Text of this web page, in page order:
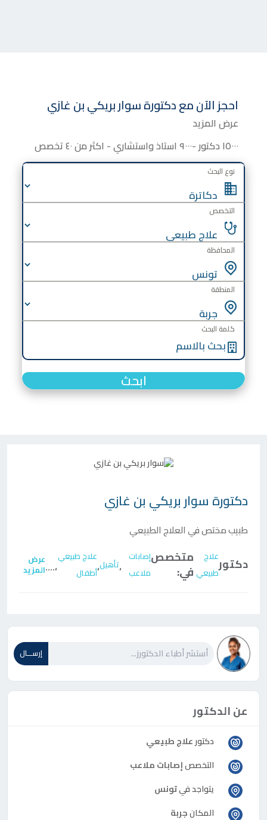
احجز الآن معدكتورةسوار بريكي بن ​​غازي
عرض المزيد
١٥٠٠٠ دكتور -٩٠٠٠ استاذ واستشاري - اكثر من ٤٠ تخصص
نوع البحث
التخصص
المحافظة
المنطقة
كلمة البحث
ابحث
دكتورة سوار بريكي بن ​​غازي
طبيب مختص في العلاج الطبيعي
دكتورعلاج
طبيعي
متخصص
في:
إصابات
ملاعب ،تأهيل،
علاج طبيعي
أطفال
،....عرض
المزيد
إرســـال
عن الدكتور
دكتورعلاج طبيعي
التخصصإصابات ملاعب
يتواجد فيتونس
المكانجربة